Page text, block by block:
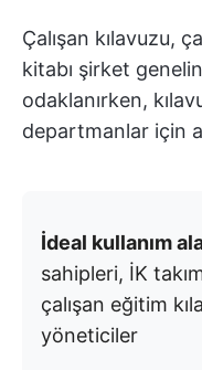
Çalışan kılavuzu,
kitabı şirket
odaklanırken,
departmanlar için
İdeal kullanım
sahipleri, İK
çalışan eğitim
yöneticiler